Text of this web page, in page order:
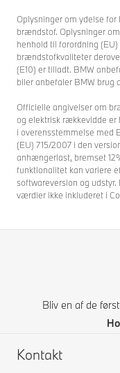
Oplysninger om ydelse
brændstof. Oplysninger
henhold til forordning (EU)
brændstofkvaliteter
(E10) er tilladt. BMW
biler anbefaler BMW brug
Officielle angivelser om
og elektrisk rækkevidde er
i overensstemmelse med
(EU) 715/2007 i den
anhængerlast, bremset
funktionalitet kan variere
softwareversion og
værdier ikke inkluderet i
Bliv en af de
Kontakt